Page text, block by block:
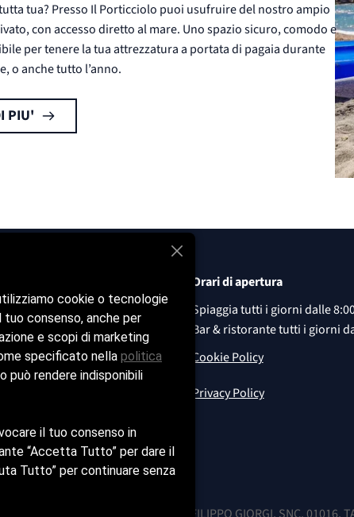
tua? Presso Il Porticciolo puoi usufruire del nostro ampio
con accesso diretto al mare. Uno spazio sicuro, comodo e
per tenere la tua attrezzatura a portata di pagaia durante
o anche tutto l’anno.
PIU'
Orari di apertura
Spiaggia tutti i giorni dalle
Bar & ristorante tutti i giorni
Cookie Policy
Privacy Policy
cookie o tecnologie
consenso, anche per
e scopi di marketing
specificato nella politica
può rendere indisponibili
il tuo consenso in
“Accetta Tutto” per dare il
Tutto” per continuare senza